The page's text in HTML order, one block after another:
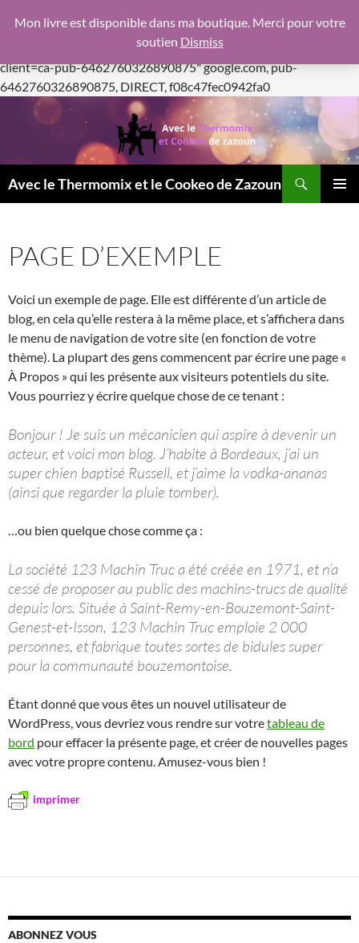
f08c47fec0942fa0
https://pagead2.googlesyndication.com/pagead/js/
client=ca-pub-6462760326890875"google.com, pub-
6462760326890875, DIRECT, f08c47fec0942fa0Aller
au
contenu
Avec le Thermomix et le Cookeo de Zazoun
PAGE D’EXEMPLE
Voici un exemple de page. Elle est différente d’un article de
blog, en cela qu’elle restera à la même place, et s’affichera dans
le menu de navigation de votre site (en fonction de votre
thème). La plupart des gens commencent par écrire une page «
À Propos » qui les présente aux visiteurs potentiels du site.
Vous pourriez y écrire quelque chose de ce tenant :
Bonjour ! Je suis un mécanicien qui aspire à devenir un
acteur, et voici mon blog. J’habite à Bordeaux, j’ai un
super chien baptisé Russell, et j’aime la vodka-ananas
(ainsi que regarder la pluie tomber).
…ou bien quelque chose comme ça :
La société 123 Machin Truc a été créée en 1971, et n’a
cessé de proposer au public des machins-trucs de qualité
depuis lors. Située à Saint-Remy-en-Bouzemont-Saint-
Genest-et-Isson, 123 Machin Truc emploie 2 000
personnes, et fabrique toutes sortes de bidules super
pour la communauté bouzemontoise.
Étant donné que vous êtes un nouvel utilisateur de
WordPress, vous devriez vous rendre sur votretableau de
bord pour effacer la présente page, et créer de nouvelles pages
avec votre propre contenu. Amusez-vous bien !
imprimer
ABONNEZ VOUS
Mon livre est disponible dans ma boutique. Merci pour votre
soutien Dismiss